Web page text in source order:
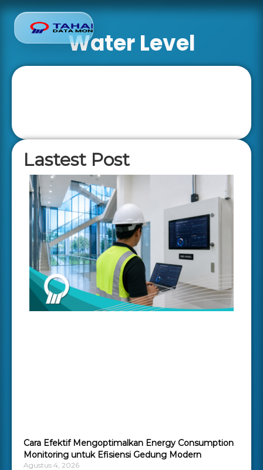
Water Level
Lastest Post
Cara Efektif Mengoptimalkan Energy Consumption
Monitoring untuk Efisiensi Gedung Modern
Agustus 4, 2026